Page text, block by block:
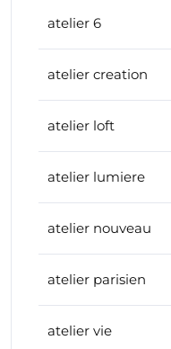
atelier 6
atelier creation
atelier loft
atelier lumiere
atelier nouveau
atelier parisien
atelier vie